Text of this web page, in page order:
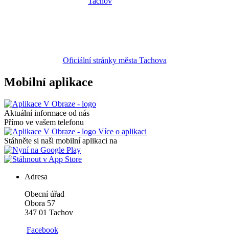
Oficiální stránky města Tachova
Mobilní aplikace
Aktuální informace od nás
Přímo ve vašem telefonu
Více o aplikaci
Stáhněte si naši mobilní aplikaci na
Adresa
Obecní úřad
Obora 57
347 01 Tachov
Facebook